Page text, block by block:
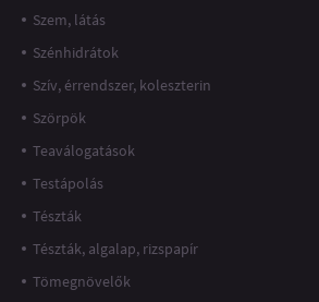
Szem, látás
Szénhidrátok
Szív, érrendszer, koleszterin
Szörpök
Teaválogatások
Testápolás
Tészták
Tészták, algalap, rizspapír
Tömegnövelők